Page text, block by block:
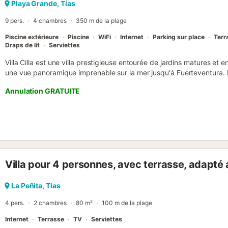
Playa Grande, Tías
9 pers. 4 chambres 350 m de la plage
Piscine extérieure Piscine WiFi Internet Parking sur place
Draps de lit
Serviettes
Villa Cilla est une villa prestigieuse entourée de jardins matures et
une vue panoramique imprenable sur la mer jusqu'à
encastrées, ventilateur de plafond, salle de bain attenante et
ensoleillée (rez-de-chaussée). Chambre 2. Lits jumeaux et
Chambre double avec portes-fenêtres menant à un grand balcon;
de bain Ensuite avec bain / douche, WC et lavabo (rez-de-
lave-vaisselle, micro-ondes, fer à repasser, bouilloire et grille-pain;
donnant sur la piscine, télévision par satellite avec chaînes
Annulation GRATUITE
Villa pour 4 personnes, avec terrasse, adapté
La Peñita, Tías
4 pers. 2 chambres 80 m² 100 m de la plage
Internet Terrasse TV Serviettes